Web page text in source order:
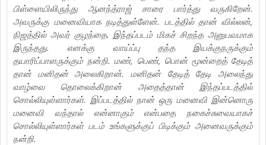
பிள்ளையிலிருந்து ஆனந்த்ராஜ் சாரை பார்த்து வருகிறேன்.
அவருக்கு மனைவியாக நடித்துள்ளேன். படத்தில் தான் வில்லன்,
நிஜத்தில் அவர் குழந்தை. இந்தப்படம் மிகச் சிறந்த அனுபவமாக
இருந்தது. எனக்கு வாய்ப்பு தந்த இயக்குநருக்கும்
தயாரிப்பாளருக்கும் நன்றி. மண், பெண், பொன் மூன்றைத் தேடித்
தான் மனிதன் அலைகிறான். மனிதன் தேடித் தேடி அலைந்து
வாழ்வை தொலைக்கிறான் அதைத்தான் இந்தப்படத்தில்
சொல்லியுள்ளார்கள். இப்படத்தில் நான் ஒரு மனைவி இன்னொரு
மனைவி வந்தால் என்னாகும் என்பதை நகைச்சுவையாகச்
சொல்லியுள்ளார்கள் படம் உங்களுக்குப் பிடிக்கும் அனைவருக்கும்
நன்றி.